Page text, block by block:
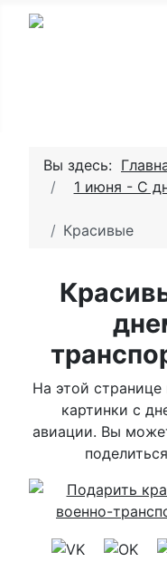
Вы здесь:
1 июня - С
Красивые
На этой
картинки с
авиации. Вы